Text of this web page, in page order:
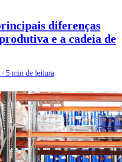
diferenças
e a cadeia de
· 5 min de leitura